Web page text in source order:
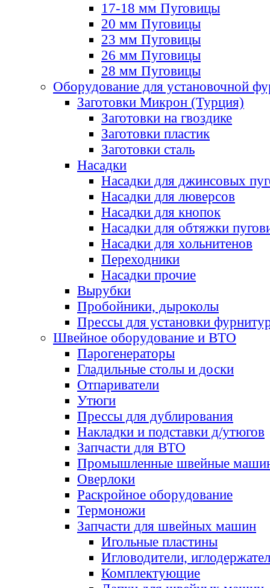
17-18 мм Пуговицы
20 мм Пуговицы
23 мм Пуговицы
26 мм Пуговицы
28 мм Пуговицы
Оборудование для установочной
Заготовки Микрон (Турция)
Заготовки на гвоздике
Заготовки пластик
Заготовки сталь
Насадки
Насадки для джинсовых
Насадки для люверсов
Насадки для кнопок
Насадки для обтяжки
Насадки для хольнитенов
Переходники
Насадки прочие
Вырубки
Пробойники, дыроколы
Прессы для установки
Швейное оборудование и ВТО
Парогенераторы
Гладильные столы и доски
Отпариватели
Утюги
Прессы для дублирования
Накладки и подставки д/утюгов
Запчасти для ВТО
Промышленные швейные
Оверлоки
Раскройное оборудование
Термоножи
Запчасти для швейных машин
Игольные пластины
Игловодители,
Комплектующие